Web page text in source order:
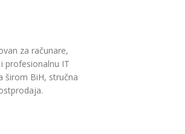
za računare,
profesionalnu IT
širom BiH, stručna